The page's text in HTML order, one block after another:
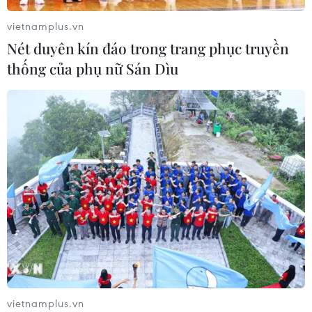
CƠ QUAN CHỦ QUẢN: THÔNG TẤN XÃ VIỆT NAM
Tổng Biên tập: TRẦN TIẾN DUẨN
Phó Tổng Biên tập: NGUYỄN THỊ TÁM, KHÚC THANH
THỦY
Sở hữu trí tuệ
Quy định sử dụng
RSS
Hỗ trợ
Ngôn ngữ
TTXVN
vietnamplus.vn
Nét duyên kín đáo trong trang phục truyền
thống của phụ nữ Sán Dìu
vietnamplus.vn